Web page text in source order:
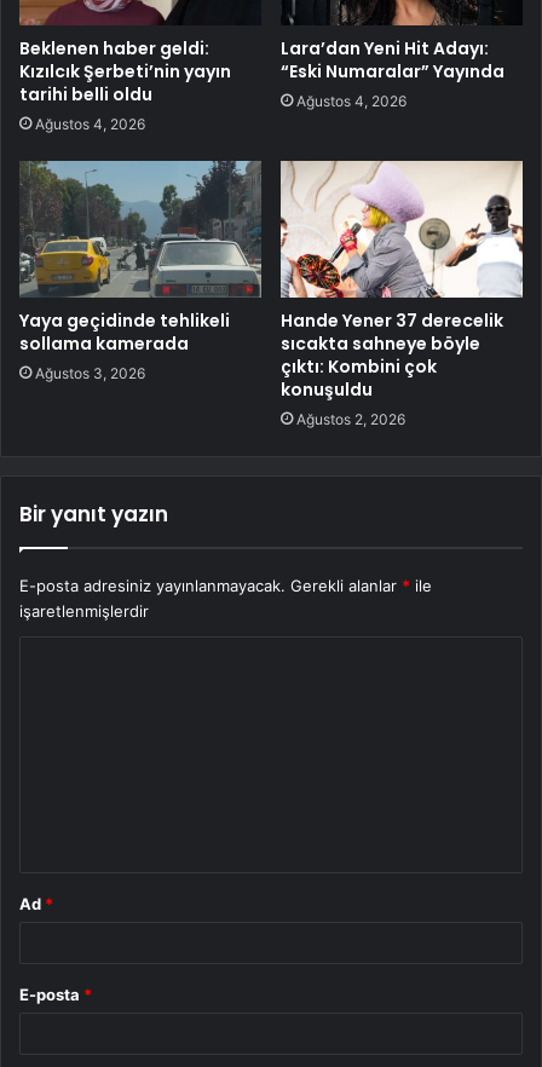
Beklenen haber geldi:
Kızılcık Şerbeti’nin yayın
tarihi belli oldu
Ağustos 4, 2026
Lara’dan Yeni Hit Adayı:
“Eski Numaralar” Yayında
Ağustos 4, 2026
Yaya geçidinde tehlikeli
sollama kamerada
Ağustos 3, 2026
Hande Yener 37 derecelik
sıcakta sahneye böyle
çıktı: Kombini çok
konuşuldu
Ağustos 2, 2026
Bir yanıt yazın
E-posta adresiniz yayınlanmayacak. Gerekli alanlar * ile
işaretlenmişlerdir
Ad *
E-posta *